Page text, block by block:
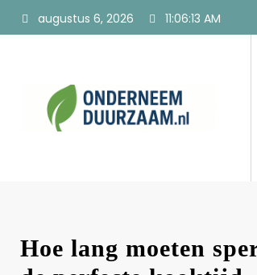
augustus 6, 2026 11:06:14 AM
Hoe lang moeten